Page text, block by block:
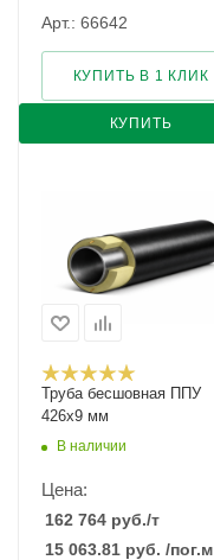
Арт.: 66642
КУПИТЬ
КУПИТЬ В 1 КЛИК
Труба бесшовная ППУ
426х9 мм
В наличии
Цена:
162 764 руб./т
15 063.81 руб. /пог.м